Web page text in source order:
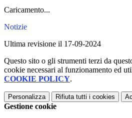
Caricamento...
Notizie
Ultima revisione il 17-09-2024
Questo sito o gli strumenti terzi da
cookie necessari al funzionamento ed
COOKIE POLICY.
Personalizza Rifiuta tutti i cookies
Gestione cookie